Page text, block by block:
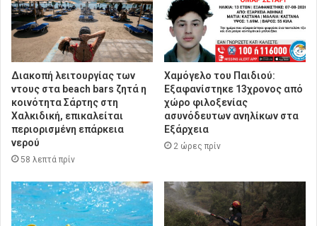
Διακοπή λειτουργίας των
ντους στα beach bars ζητά η
κοινότητα Σάρτης στη
Χαλκιδική, επικαλείται
περιορισμένη επάρκεια
νερού
58 λεπτά πρίν
Χαμόγελο του Παιδιού:
Εξαφανίστηκε 13χρονος από
χώρο φιλοξενίας
ασυνόδευτων ανηλίκων στα
Εξάρχεια
2 ώρες πρίν